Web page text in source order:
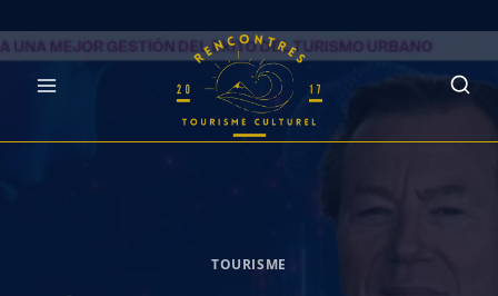
Skip
TOURISME